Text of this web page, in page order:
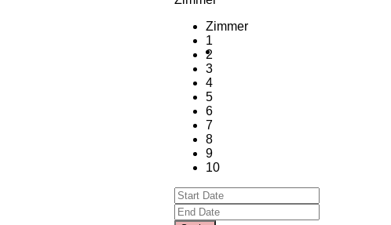
Zimmer
1
2
3
4
5
6
7
8
9
10